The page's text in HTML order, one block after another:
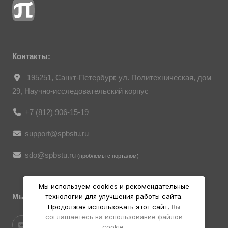
гражданина», все фотоматериалы
Контакты:
195251, Санкт-Петербург, ул. Политехническая, дом
29, Научно-исследовательский корпус
+7 (812) 906-15-19
support@spbstu.ru
sdo@spbstu.ru (проблемы с порталом)
Мы в социальных ресурсах
Мы используем cookies и рекомендательные
технологии для улучшения работы сайта.
Продолжая использовать этот сайт, Вы
соглашаетесь на использование файлов